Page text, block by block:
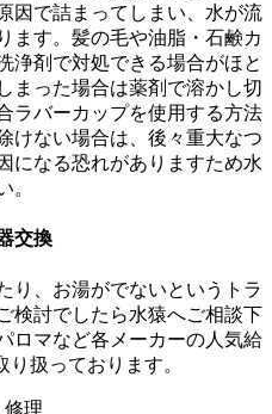
因で詰まってしまい、水が流
ます。髪の毛や油脂・石鹸カ
浄剤で対処できる場合がほと
まった場合は薬剤で溶かし切
ラバーカップを使用する方法
けない場合は、後々重大なつ
になる恐れがありますため水
。
交換
り、お湯がでないというトラ
検討でしたら水猿へご相談下
ロマなど各メーカーの人気給
扱っております。
修理